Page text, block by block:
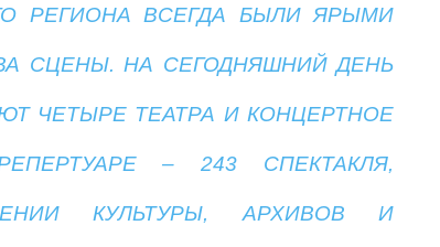
РЕГИОНА ВСЕГДА БЫЛИ ЯРЫМИ
СЦЕНЫ. НА СЕГОДНЯШНИЙ ДЕНЬ
ЧЕТЫРЕ ТЕАТРА И КОНЦЕРТНОЕ
– 243 СПЕКТАКЛЯ,
КУЛЬТУРЫ, АРХИВОВ И